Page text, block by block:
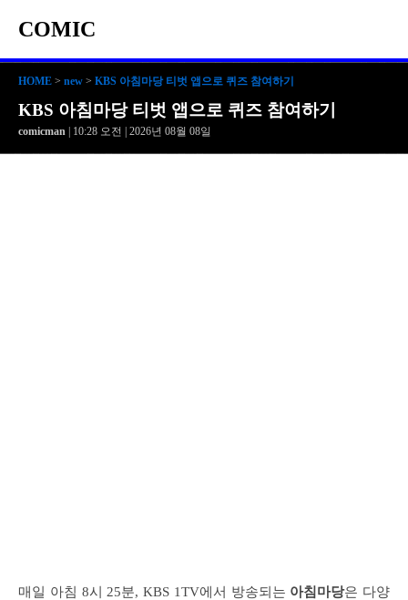
COMIC
HOME > new > KBS 아침마당 티벗 앱으로 퀴즈 참여하기
KBS 아침마당 티벗 앱으로 퀴즈 참여하기
comicman | 10:28 오전 | 2026년 08월 08일
매일 아침 8시 25분, KBS 1TV에서 방송되는 아침마당은 다양